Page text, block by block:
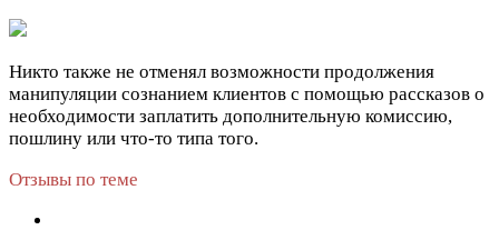
Никто также не отменял возможности продолжения
манипуляции сознанием клиентов с помощью рассказов о
необходимости заплатить дополнительную комиссию,
пошлину или что-то типа того.
Отзывы по теме